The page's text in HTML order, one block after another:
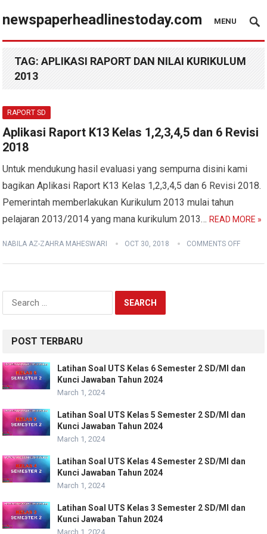
newspaperheadlinestoday.com MENU
TAG:APLIKASI RAPORT DAN NILAI KURIKULUM
2013
RAPORT SD
Aplikasi Raport K13 Kelas 1,2,3,4,5 dan 6 Revisi
2018
Untuk mendukung hasil evaluasi yang sempurna disini kami
bagikan Aplikasi Raport K13 Kelas 1,2,3,4,5 dan 6 Revisi 2018.
Pemerintah memberlakukan Kurikulum 2013 mulai tahun
pelajaran 2013/2014 yang mana kurikulum 2013…READ MORE »
NABILA AZ-ZAHRA MAHESWARI OCT 30, 2018 COMMENTS OFF
Search
for:
POST TERBARU
Latihan Soal UTS Kelas 6 Semester 2 SD/MI dan
Kunci Jawaban Tahun 2024
March 1, 2024
Latihan Soal UTS Kelas 5 Semester 2 SD/MI dan
Kunci Jawaban Tahun 2024
March 1, 2024
Latihan Soal UTS Kelas 4 Semester 2 SD/MI dan
Kunci Jawaban Tahun 2024
March 1, 2024
Latihan Soal UTS Kelas 3 Semester 2 SD/MI dan
Kunci Jawaban Tahun 2024
March 1, 2024